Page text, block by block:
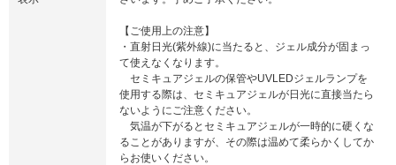
【ご使用上の注意】
・直射日光(紫外線)に当たると、ジェル成分が固まっ
て使えなくなります。
セミキュアジェルの保管やUVLEDジェルランプを
使用する際は、セミキュアジェルが日光に直接当たら
ないようにご注意ください。
気温が下がるとセミキュアジェルが一時的に硬くな
ることがありますが、その際は温めて柔らかくしてか
らお使いください。